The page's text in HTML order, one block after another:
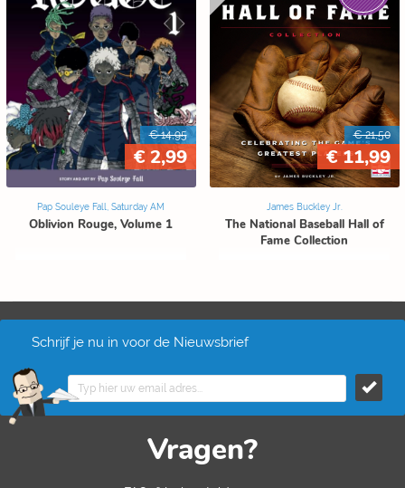
€ 14,95
€ 2,99
Pap Souleye Fall, Saturday AM
Oblivion Rouge, Volume 1
€ 21,50
€ 11,99
James Buckley Jr.
The National Baseball Hall of
Fame Collection
Schrijf je nu in voor de Nieuwsbrief
Vragen?